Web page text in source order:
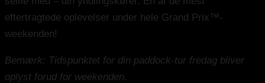
eftertragtede oplevelser under hele Grand Prix™-
weekenden!
Bemærk: Tidspunktet for din paddock-tur fredag bliver
oplyst forud for weekenden.